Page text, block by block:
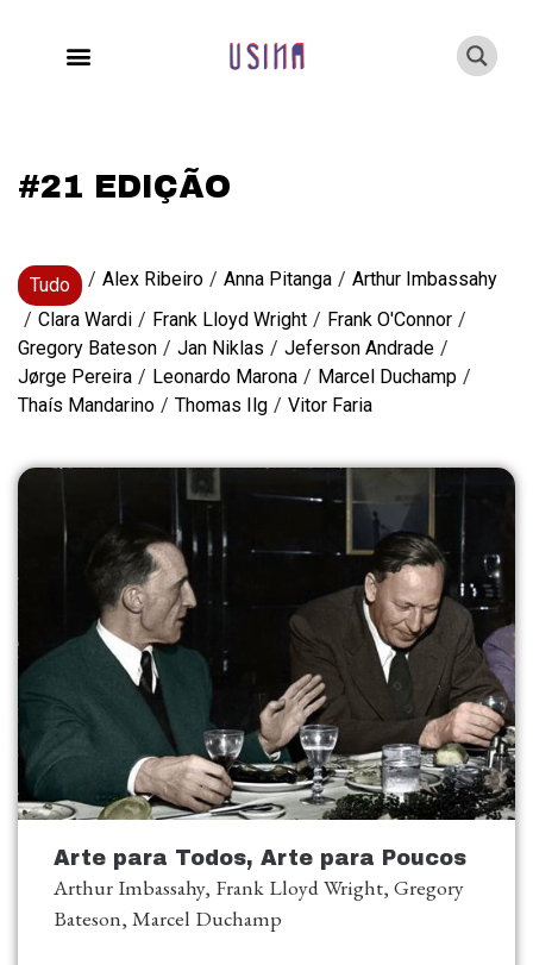
#21 EDIÇÃO
Tudo / Alex Ribeiro / Anna Pitanga / Arthur Imbassahy
/ Clara Wardi / Frank Lloyd Wright / Frank O'Connor /
Gregory Bateson / Jan Niklas / Jeferson Andrade /
Jørge Pereira / Leonardo Marona / Marcel Duchamp /
Thaís Mandarino / Thomas Ilg / Vitor Faria
Arte para Todos, Arte para Poucos
Arthur Imbassahy, Frank Lloyd Wright, Gregory
Bateson, Marcel Duchamp